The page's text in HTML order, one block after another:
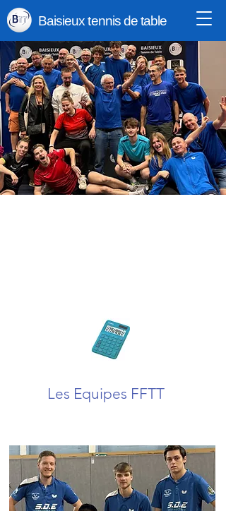
Baisieux tennis de table
Les Equipes FFTT